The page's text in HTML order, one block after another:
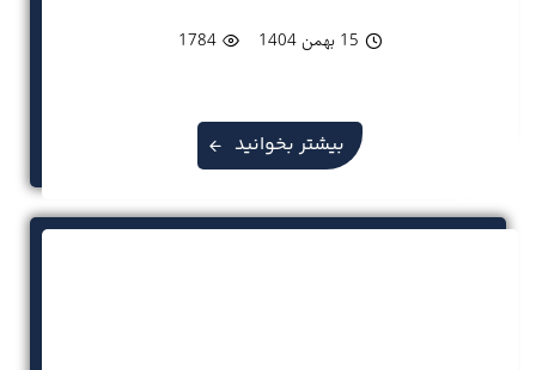
15 بهمن 1404 1784
بیشتر بخوانید